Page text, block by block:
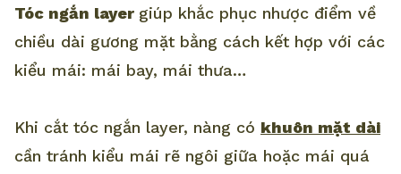
Tóc ngắn layer giúp khắc phục nhược điểm về
chiều dài gương mặt bằng cách kết hợp với các
kiểu mái: mái bay, mái thưa…
Khi cắt tóc ngắn layer, nàng có khuôn mặt dài
cần tránh kiểu mái rẽ ngôi giữa hoặc mái quá